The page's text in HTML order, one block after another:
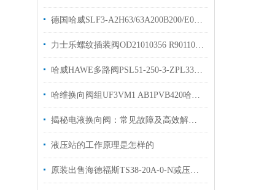
德国哈威SLF3-A2H63/63A200B200/E0多路阀阀片原装出售
力士乐螺纹插装阀OD21010356 R901109366节流阀
哈威HAWE多路阀PSL51-250-3-ZPL33-5-42H3两联 简介
哈维换向阀组UF3VM1 AB1PVB420哈威换向阀质保一年
揭秘电液换向阀：常见故障及高效解决策略
液压站的工作原理是怎样的
原装出售海德福斯TS38-20A-0-N减压阀HYDRAFORCE